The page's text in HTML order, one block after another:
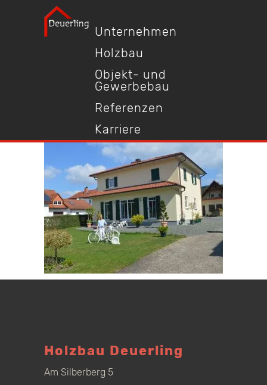
Unternehmen
Holzbau
Objekt- und
Gewerbebau
Referenzen
Karriere
Holzbau Deuerling
Am Silberberg 5